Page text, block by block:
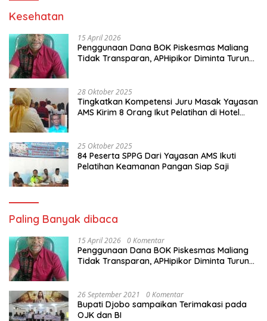
Kesehatan
15 April 2026
Penggunaan Dana BOK Piskesmas Maliang
Tidak Transparan, APHipikor Diminta Turun
28 Oktober 2025
Tingkatkan Kompetensi Juru Masak Yayasan
AMS Kirim 8 Orang Ikut Pelatihan di Hotel
25 Oktober 2025
84 Peserta SPPG Dari Yayasan AMS Ikuti
Pelatihan Keamanan Pangan Siap Saji
Paling Banyak dibaca
15 April 2026 0 Komentar
Penggunaan Dana BOK Piskesmas Maliang
Tidak Transparan, APHipikor Diminta Turun
26 September 2021 0 Komentar
Bupati Djobo sampaikan Terimakasi pada
OJK dan BI